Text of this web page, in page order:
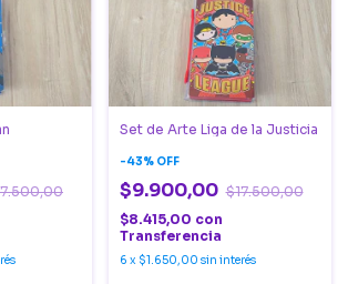
Set de Arte Liga de la Justicia
-43% OFF
$9.900,00 $17.500,00
$8.415,00 con
Transferencia
6 x $1.650,00 sin interés